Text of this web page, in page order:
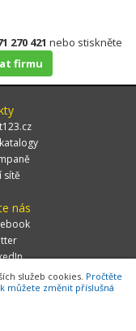
270 421 nebo stiskněte
firmu
sítě
nás
106 00 Praha 10, tel.:
služeb cookies. Pročtěte
můžete změnit příslušná